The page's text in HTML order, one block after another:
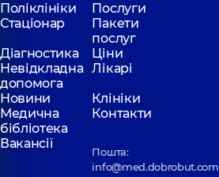
Поліклініки
Послуги
Стаціонар
Пакети
послуг
Діагностика
Ціни
Невідкладна
допомога
Лікарі
Новини
Клініки
Медична
бібліотека
Контакти
Вакансії
Пошта:
info@med.dobrobut.com